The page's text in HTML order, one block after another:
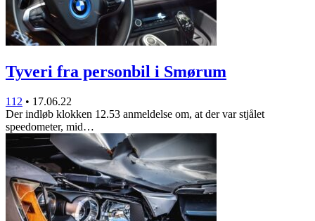
Tyveri fra personbil i Smørum
112 • 17.06.22
Der indløb klokken 12.53 anmeldelse om, at der var stjålet
speedometer, mid…